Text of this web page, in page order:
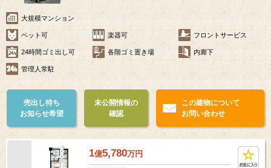
大規模マンション
ペット可 楽器可 フロントサービス
24時間ゴミ出し可 各階ゴミ置き場 内廊下
管理人常駐
売出し待ち
お知らせ希望
未公開情報の
確認
この建物について
お問い合わせ
1億5,780万円